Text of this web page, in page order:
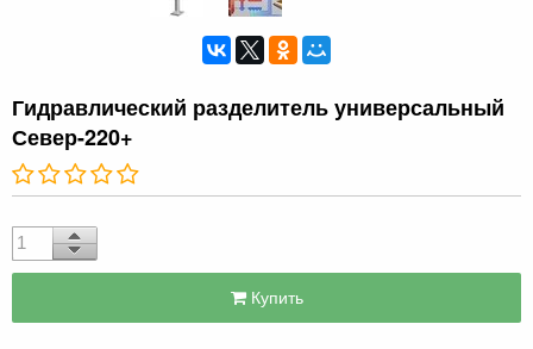
Гидравлический разделитель универсальный
Север-220+
Купить